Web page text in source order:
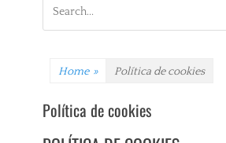
for:
Home » Política de cookies
Política de cookies